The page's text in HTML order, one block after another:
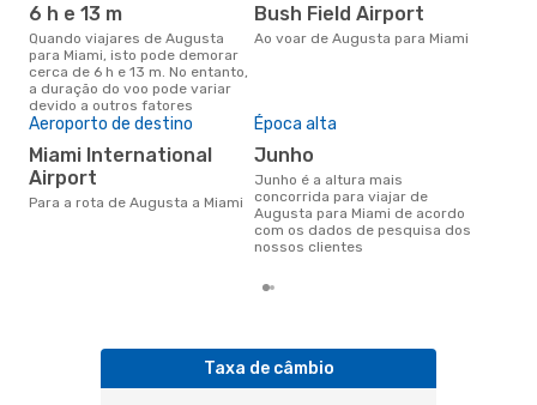
6 h e 13 m
Quando viajares de Augusta
para Miami, isto pode demorar
cerca de 6 h e 13 m. No entanto,
a duração do voo pode variar
devido a outros fatores
Bush Field Airport
Ao voar de Augusta para Miami
Aeroporto de destino
Miami International
Airport
Para a rota de Augusta a Miami
Época alta
junho
junho é a altura mais
concorrida para viajar de
Augusta para Miami de acordo
com os dados de pesquisa dos
nossos clientes
Taxa de câmbio